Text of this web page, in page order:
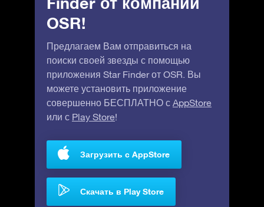
OSR!
Предлагаем Вам отправиться на
поиски своей звезды с помощью
приложения Star Finder от OSR. Вы
можете установить приложение
совершенно БЕСПЛАТНО с AppStore
или с Play Store!
Загрузить с AppStore
Скачать в Play Store